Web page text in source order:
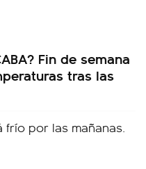
Fin de semana
tras las